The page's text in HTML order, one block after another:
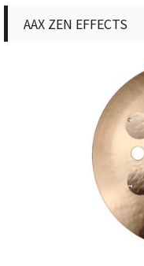
AAX ZEN EFFECTS